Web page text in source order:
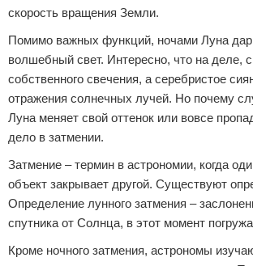
скорость вращения Земли.
Помимо важных функций, ночами Луна
волшебный свет. Интересно, что на деле,
собственного свечения, а серебристое
отражения солнечных лучей. Но почему
Луна меняет свой оттенок или вовсе
дело в затмении.
Затмение – термин в астрономии, когда
объект закрывает другой. Существуют
Определение лунного затмения –
спутника от Солнца, в этот момент
Кроме ночного затмения, астрономы